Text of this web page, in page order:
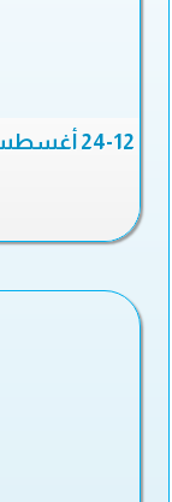
24-12 أغسطس 2016 حالة حقوق الإنسان في اليمن